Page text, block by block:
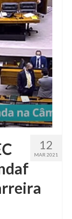
12
MAR 2021